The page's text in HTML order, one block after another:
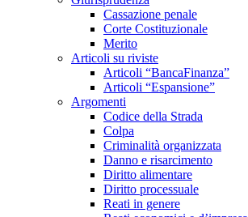
Cassazione penale
Corte Costituzionale
Merito
Articoli su riviste
Articoli “BancaFinanza”
Articoli “Espansione”
Argomenti
Codice della Strada
Colpa
Criminalità organizzata
Danno e risarcimento
Diritto alimentare
Diritto processuale
Reati in genere